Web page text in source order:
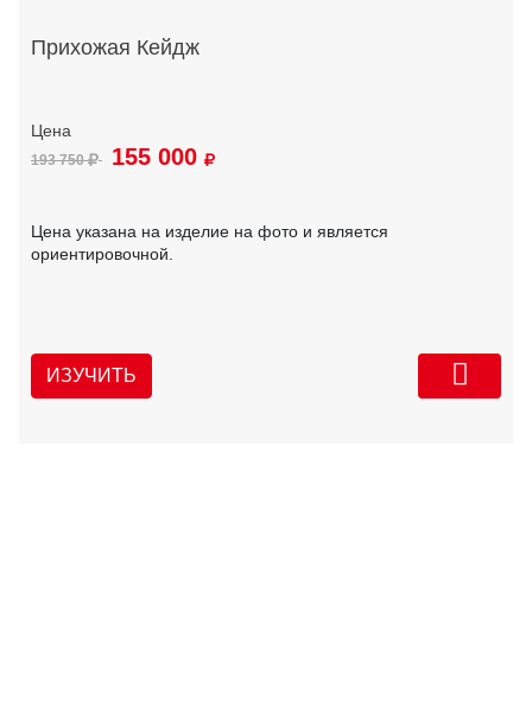
Прихожая Кейдж
193 750 155 000
Цена указана на изделие на фото и является
ориентировочной.
ИЗУЧИТЬ